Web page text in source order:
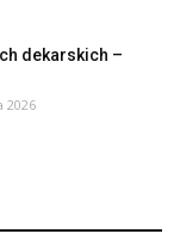
dekarskich –
2026